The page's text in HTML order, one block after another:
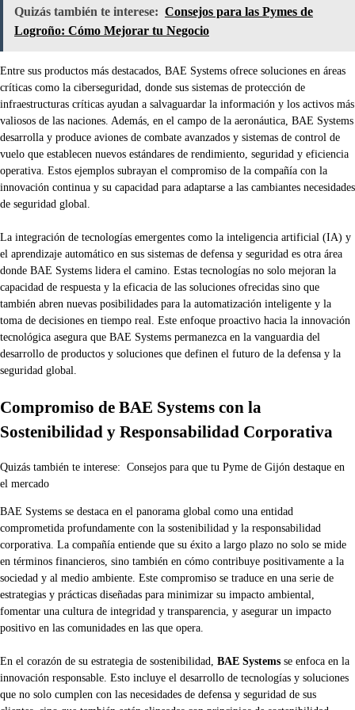
Quizás también te interese: Consejos para las Pymes de
Logroño: Cómo Mejorar tu Negocio
Entre sus productos más destacados, BAE Systems ofrece soluciones en áreas
críticas como la ciberseguridad, donde sus sistemas de protección de
infraestructuras críticas ayudan a salvaguardar la información y los activos más
valiosos de las naciones. Además, en el campo de la aeronáutica, BAE Systems
desarrolla y produce aviones de combate avanzados y sistemas de control de
vuelo que establecen nuevos estándares de rendimiento, seguridad y eficiencia
operativa. Estos ejemplos subrayan el compromiso de la compañía con la
innovación continua y su capacidad para adaptarse a las cambiantes necesidades
de seguridad global.
La integración de tecnologías emergentes como la inteligencia artificial (IA) y
el aprendizaje automático en sus sistemas de defensa y seguridad es otra área
donde BAE Systems lidera el camino. Estas tecnologías no solo mejoran la
capacidad de respuesta y la eficacia de las soluciones ofrecidas sino que
también abren nuevas posibilidades para la automatización inteligente y la
toma de decisiones en tiempo real. Este enfoque proactivo hacia la innovación
tecnológica asegura que BAE Systems permanezca en la vanguardia del
desarrollo de productos y soluciones que definen el futuro de la defensa y la
seguridad global.
Compromiso de BAE Systems con la
Sostenibilidad y Responsabilidad Corporativa
Quizás también te interese: Consejos para que tu Pyme de Gijón destaque en
el mercado
BAE Systems se destaca en el panorama global como una entidad
comprometida profundamente con la sostenibilidad y la responsabilidad
corporativa. La compañía entiende que su éxito a largo plazo no solo se mide
en términos financieros, sino también en cómo contribuye positivamente a la
sociedad y al medio ambiente. Este compromiso se traduce en una serie de
estrategias y prácticas diseñadas para minimizar su impacto ambiental,
fomentar una cultura de integridad y transparencia, y asegurar un impacto
positivo en las comunidades en las que opera.
En el corazón de su estrategia de sostenibilidad, BAE Systems se enfoca en la
innovación responsable. Esto incluye el desarrollo de tecnologías y soluciones
que no solo cumplen con las necesidades de defensa y seguridad de sus